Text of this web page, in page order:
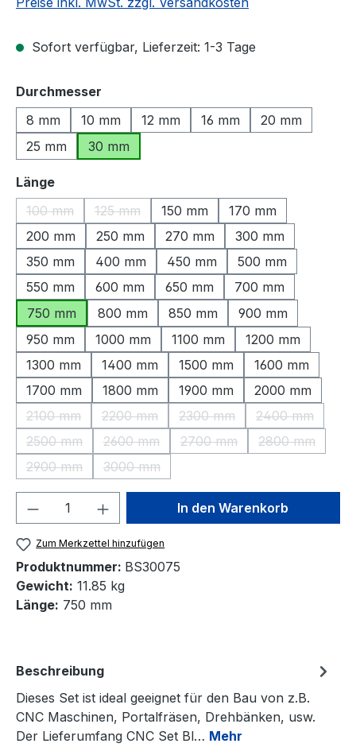
Sofort verfügbar, Lieferzeit: 1-3 Tage
Durchmesser
8 mm
10 mm 12 mm 16 mm
20 mm
25 mm
30 mm
Längeauswählen
100 mm
(Diese Option ist zurzeit nicht verfügbar.)
125 mm
(Diese Option ist zurzeit nicht verfügbar.)
150 mm
170 mm
200 mm
250 mm 270 mm
300 mm
350 mm
400 mm 450 mm
500 mm
550 mm
600 mm 650 mm
700 mm
750 mm
800 mm 850 mm
900 mm
950 mm
1000 mm 1100 mm
1200 mm
1300 mm
1400 mm 1500 mm
1600 mm
1700 mm
1800 mm 1900 mm
2000 mm
2100 mm
(Diese Option ist zurzeit nicht verfügbar.)
2200 mm
(Diese Option ist zurzeit nicht verfügbar.)
2300 mm
(Diese Option ist zurzeit
2400 mm
(Diese
2500 mm
(Diese Option ist zurzeit nicht verfügbar.)
2600 mm
(Diese Option ist zurzeit nicht verfügbar.)
2700 mm
(Diese Option ist zurzeit
2800 mm
(Diese
2900 mm
(Diese Option ist zurzeit nicht verfügbar.)
3000 mm
(Diese Option ist zurzeit nicht verfügbar.)
Produkt Anzahl: Gib denIn den Warenkorb
Zum Merkzettel hinzufügen
Produktnummer: BS30075
Gewicht: 11.85 kg
Länge: 750 mm
Beschreibung
Dieses Set ist ideal geeignet für den Bau von z.B.
CNC Maschinen, Portalfräsen, Drehbänken, usw.
Der Lieferumfang CNC Set Bl… Mehr